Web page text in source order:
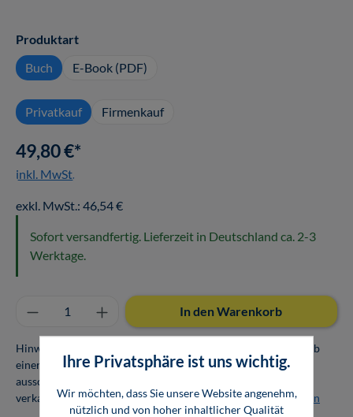
Produktartauswählen
Buch
E-Book (PDF)
Privatkauf Firmenkauf
49,80 €*
inkl. MwSt.
exkl. MwSt.: 46,54 €
Sofort versandfertig. Lieferzeit in Deutschland ca. 2-3
Werktage.
Produkt Anzahl: Gib den gewünschten
In den Warenkorb
Hinweis: Als Firmenkunde erhalten Sie einen Mengenrabatt ab
einer Abnahmemenge von 10 Exemplaren. Die Bücher dürfen
ausschließlich für den Eigenbedarf genutzt und nicht weiter
verkauft werden. Weitere Informationen unterFirmenlizenzen
Ihre Privatsphäre ist uns wichtig.
Wir möchten, dass Sie unsere Website angenehm,
nützlich und von hoher inhaltlicher Qualität